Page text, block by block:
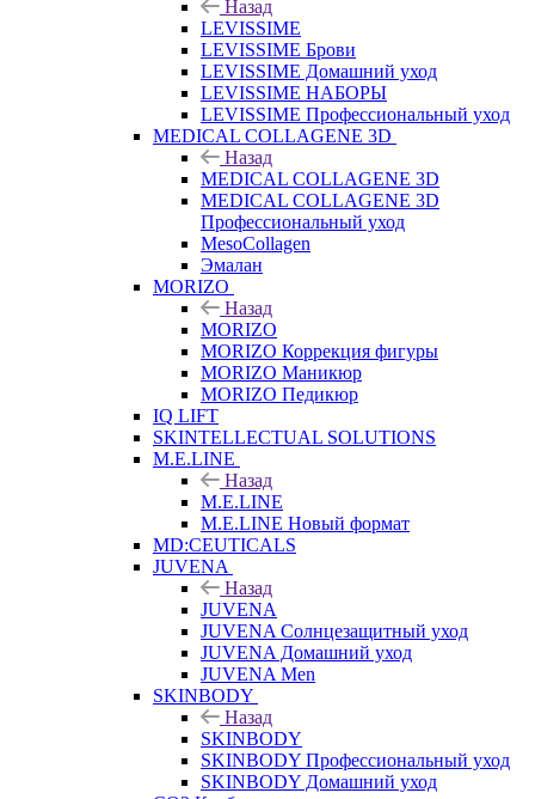
Назад
LEVISSIME
LEVISSIME Брови
LEVISSIME Домашний уход
LEVISSIME НАБОРЫ
LEVISSIME Профессиональный уход
MEDICAL COLLAGENE 3D
Назад
MEDICAL COLLAGENE 3D
MEDICAL COLLAGENE 3D
Профессиональный уход
MesoCollagen
Эмалан
MORIZO
Назад
MORIZO
MORIZO Коррекция фигуры
MORIZO Маникюр
MORIZO Педикюр
IQ LIFT
SKINTELLECTUAL SOLUTIONS
M.E.LINE
Назад
M.E.LINE
M.E.LINE Новый формат
MD:CEUTICALS
JUVENA
Назад
JUVENA
JUVENA Солнцезащитный уход
JUVENA Домашний уход
JUVENA Men
SKINBODY
Назад
SKINBODY
SKINBODY Профессиональный уход
SKINBODY Домашний уход